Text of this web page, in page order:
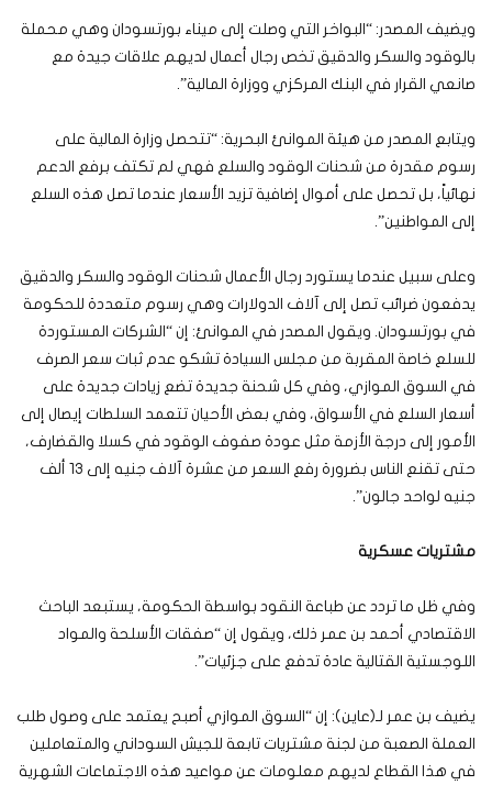
ويضيف المصدر: “البواخر التي وصلت إلى ميناء بورتسودان وهي محملة
بالوقود والسكر والدقيق تخص رجال أعمال لديهم علاقات جيدة مع
صانعي القرار في البنك المركزي ووزارة المالية”.
ويتابع المصدر من هيئة الموانئ البحرية: “تتحصل وزارة المالية على
رسوم مقدرة من شحنات الوقود والسلع فهي لم تكتف برفع الدعم
نهائياً، بل تحصل على أموال إضافية تزيد الأسعار عندما تصل هذه السلع
إلى المواطنين”.
وعلى سبيل عندما يستورد رجال الأعمال شحنات الوقود والسكر والدقيق
يدفعون ضرائب تصل إلى آلاف الدولارات وهي رسوم متعددة للحكومة
في بورتسودان. ويقول المصدر في الموانئ: إن “الشركات المستوردة
للسلع خاصة المقربة من مجلس السيادة تشكو عدم ثبات سعر الصرف
في السوق الموازي، وفي كل شحنة جديدة تضع زيادات جديدة على
أسعار السلع في الأسواق، وفي بعض الأحيان تتعمد السلطات إيصال إلى
الأمور إلى درجة الأزمة مثل عودة صفوف الوقود في كسلا والقضارف،
حتى تقنع الناس بضرورة رفع السعر من عشرة آلاف جنيه إلى 13 ألف
جنيه لواحد جالون”.
مشتريات عسكرية
وفي ظل ما تردد عن طباعة النقود بواسطة الحكومة، يستبعد الباحث
الاقتصادي أحمد بن عمر ذلك، ويقول إن “صفقات الأسلحة والمواد
اللوجستية القتالية عادة تدفع على جزئيات”.
يضيف بن عمر لـ(عاين): إن “السوق الموازي أصبح يعتمد على وصول طلب
العملة الصعبة من لجنة مشتريات تابعة للجيش السوداني والمتعاملين
في هذا القطاع لديهم معلومات عن مواعيد هذه الاجتماعات الشهرية